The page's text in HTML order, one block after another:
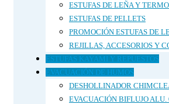
ESTUFAS DE LEÑA Y
ESTUFAS DE PELLETS
PROMOCIÓN ESTUFAS DE
REJILLAS, ACCESORIOS Y
ESTUFAS KAYAMI Y REPUESTOS
EVACUACIÓN DE HUMOS
DESHOLLINADOR
EVACUACIÓN BIFLUJO